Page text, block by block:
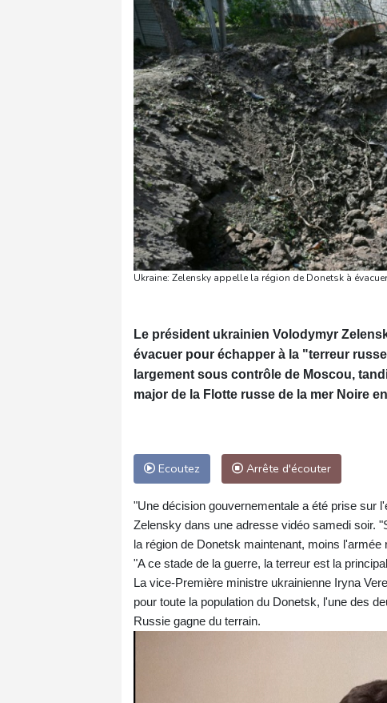
Ukraine: Zelensky appelle la région de Donetsk à
Le président ukrainien Volodymyr
évacuer pour échapper à la "terreur
largement sous contrôle de Moscou,
major de la Flotte russe de la mer Noire
Ecoutez Arrête d'écouter
"Une décision gouvernementale a été prise sur
Zelensky dans une adresse vidéo samedi soir.
la région de Donetsk maintenant, moins l'armée
"A ce stade de la guerre, la terreur est la
La vice-Première ministre ukrainienne Iryna
pour toute la population du Donetsk, l'une des
Russie gagne du terrain.